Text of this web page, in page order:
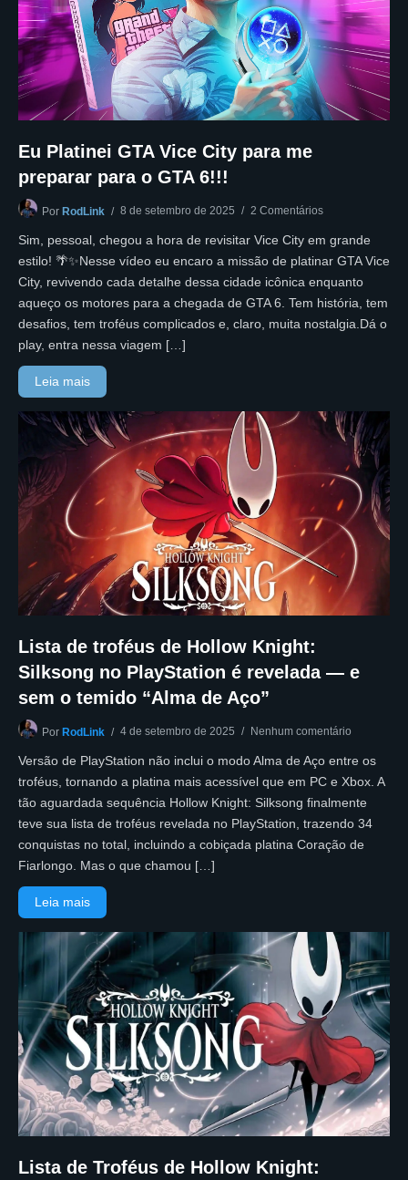
Eu Platinei GTA Vice City para me
preparar para o GTA 6!!!
Por RodLink 8 de setembro de 2025 2 Comentários
Sim, pessoal, chegou a hora de revisitar Vice City em grande
estilo! 🌴✨Nesse vídeo eu encaro a missão de platinar GTA Vice
City, revivendo cada detalhe dessa cidade icônica enquanto
aqueço os motores para a chegada de GTA 6. Tem história, tem
desafios, tem troféus complicados e, claro, muita nostalgia.Dá o
play, entra nessa viagem […]
Leia mais
Lista de troféus de Hollow Knight:
Silksong no PlayStation é revelada — e
sem o temido “Alma de Aço”
Por RodLink 4 de setembro de 2025 Nenhum comentário
Versão de PlayStation não inclui o modo Alma de Aço entre os
troféus, tornando a platina mais acessível que em PC e Xbox. A
tão aguardada sequência Hollow Knight: Silksong finalmente
teve sua lista de troféus revelada no PlayStation, trazendo 34
conquistas no total, incluindo a cobiçada platina Coração de
Fiarlongo. Mas o que chamou […]
Leia mais
Lista de Troféus de Hollow Knight: